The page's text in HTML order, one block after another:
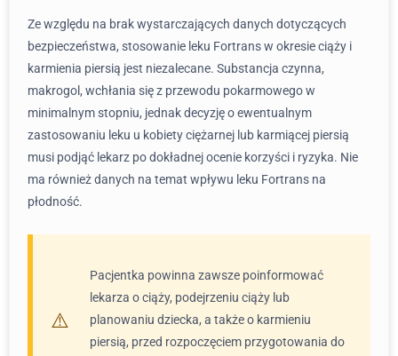
Ze względu na brak wystarczających danych dotyczących
bezpieczeństwa, stosowanie leku Fortrans w okresie ciąży i
karmienia piersią jest niezalecane. Substancja czynna,
makrogol, wchłania się z przewodu pokarmowego w
minimalnym stopniu, jednak decyzję o ewentualnym
zastosowaniu leku u kobiety ciężarnej lub karmiącej piersią
musi podjąć lekarz po dokładnej ocenie korzyści i ryzyka. Nie
ma również danych na temat wpływu leku Fortrans na
płodność.
Pacjentka powinna zawsze poinformować
lekarza o ciąży, podejrzeniu ciąży lub
planowaniu dziecka, a także o karmieniu
piersią, przed rozpoczęciem przygotowania do